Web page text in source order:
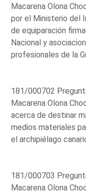
Macarena Olona
por el Ministerio del
de equiparación
Nacional y
profesionales de la
181/000702
Macarena Olona
acerca de destinar
medios materiales
el archipiélago
181/000703
Macarena Olona